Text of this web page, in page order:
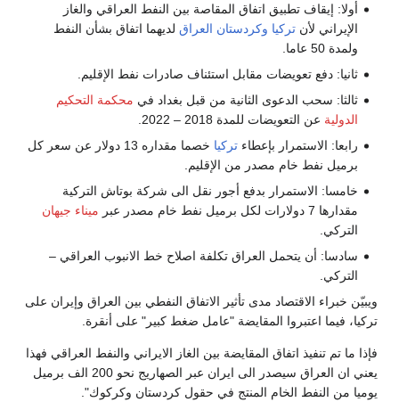
أولا: إيقاف تطبيق اتفاق المقاصة بين النفط العراقي والغاز
الإيراني لأنتركيا وكردستان العراق لديهما اتفاق بشأن النفط
ولمدة 50 عاما.
ثانيا: دفع تعويضات مقابل استئناف صادرات نفط الإقليم.
ثالثا: سحب الدعوى الثانية من قبل بغداد في محكمة التحكيم
الدولية عن التعويضات للمدة 2018 – 2022.
رابعا: الاستمرار بإعطاءتركيا
خصما مقداره 13 دولار عن سعر كل
برميل نفط خام مصدر من الإقليم.
خامسا: الاستمرار بدفع أجور نقل الى شركة بوتاش التركية
مقدارها 7 دولارات لكل برميل نفط خام مصدر عبر
ميناء جيهان
التركي.
سادسا: أن يتحمل العراق تكلفة اصلاح خط الانبوب العراقي –
التركي.
ويبيّن خبراء الاقتصاد مدى تأثير الاتفاق النفطي بين العراق وإيران على
تركيا، فيما اعتبروا المقايضة "عامل ضغط كبير" على أنقرة.
فإذا ما تم تنفيذ اتفاق المقايضة بين الغاز الايراني والنفط العراقي فهذا
يعني ان العراق سيصدر الى ايران عبر الصهاريج نحو 200 الف برميل
يوميا من النفط الخام المنتج في حقول كردستان وكركوك".